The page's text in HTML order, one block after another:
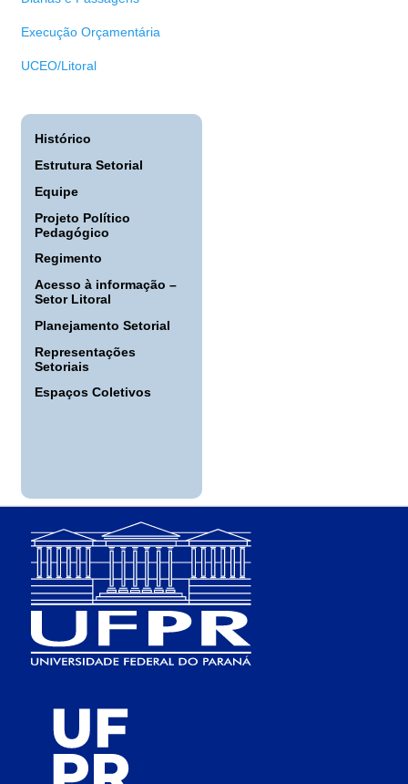
Execução Orçamentária
UCEO/Litoral
Histórico
Estrutura Setorial
Equipe
Projeto Político
Pedagógico
Regimento
Acesso à informação –
Setor Litoral
Planejamento Setorial
Representações
Setoriais
Espaços Coletivos